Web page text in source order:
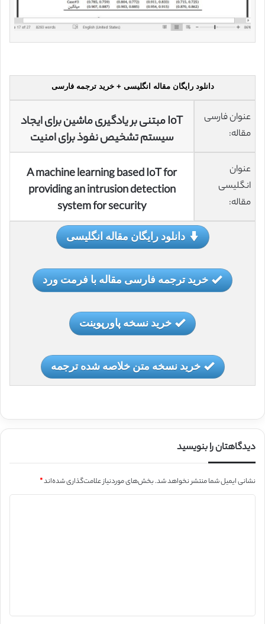
دانلود رایگان مقاله انگلیسی + خرید ترجمه فارسی
عنوان فارسی
مقاله:
IoT مبتنی بر یادگیری ماشین برای ایجاد
سیستم تشخیص نفوذ برای امنیت
عنوان
انگلیسی
مقاله:
A machine learning based IoT for
providing an intrusion detection
system for security
دانلود رایگان مقاله انگلیسی
خرید ترجمه فارسی مقاله با فرمت ورد
خرید نسخه پاورپوینت
خرید نسخه متن خلاصه شده ترجمه
دیدگاهتان را بنویسید
نشانی ایمیل شما منتشر نخواهد شد.بخش‌های موردنیاز علامت‌گذاری شده‌اند*